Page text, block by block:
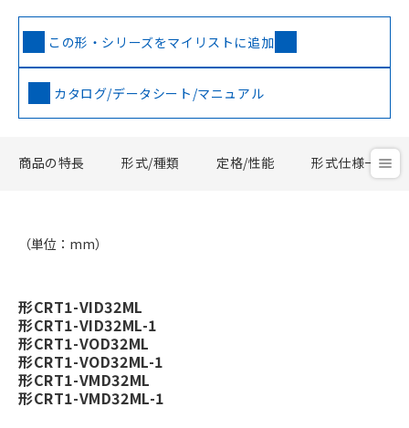
この形・シリーズをマイリストに追加
カタログ/データシート/マニュアル
商品の特長 形式/種類 定格/性能 形式仕様一覧
（単位：mm）
形CRT1-VID32ML
形CRT1-VID32ML-1
形CRT1-VOD32ML
形CRT1-VOD32ML-1
形CRT1-VMD32ML
形CRT1-VMD32ML-1